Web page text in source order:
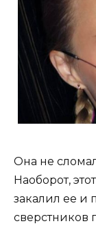
Она не
Наоборот,
закалил ее и
сверстников